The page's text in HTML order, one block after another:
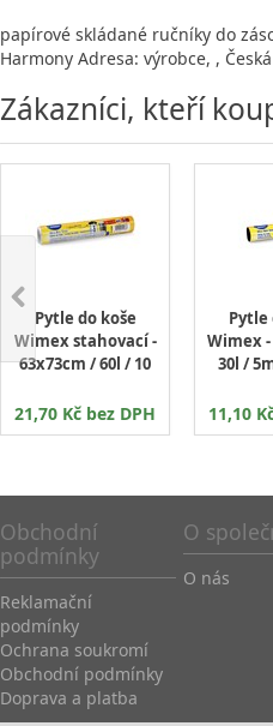
papírové skládané ručníky do
Harmony Adresa: výrobce, ,
Zákazníci, kteří
Pytle do koše
Wimex stahovací -
63x73cm / 60l / 10
21,70 Kč bez DPH
Pytle
Wimex
30l /
11,10
Obchodní
podmínky
Reklamační
podmínky
Ochrana soukromí
Obchodní podmínky
Doprava a platba
O
O nás